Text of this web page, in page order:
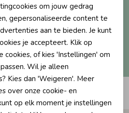
Aanmelden
Bekijk dit in onze
sparen voor korting
om jouw gedrag
gepersonaliseerde content te
aan te bieden. Je kunt
je accepteert. Klik op
cookies, of kies 'Instellingen' om
Wil je alleen
Kies dan 'Weigeren'. Meer
over onze cookie- en
op elk moment je instellingen